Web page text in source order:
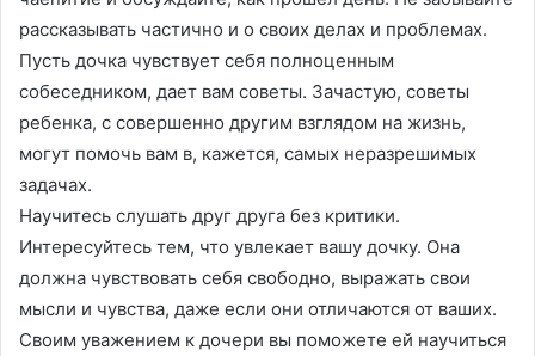
рассказывать частично и о своих делах и проблемах.
Пусть дочка чувствует себя полноценным
собеседником, дает вам советы. Зачастую, советы
ребенка, с совершенно другим взглядом на жизнь,
могут помочь вам в, кажется, самых неразрешимых
задачах.
Научитесь слушать друг друга без критики.
Интересуйтесь тем, что увлекает вашу дочку. Она
должна чувствовать себя свободно, выражать свои
мысли и чувства, даже если они отличаются от ваших.
Своим уважением к дочери вы поможете ей научиться